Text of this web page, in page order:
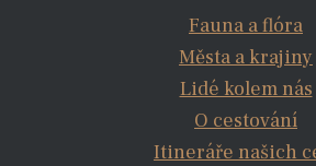
Fauna a flóra
Města a krajiny
Lidé kolem nás
O cestování
Itineráře našich